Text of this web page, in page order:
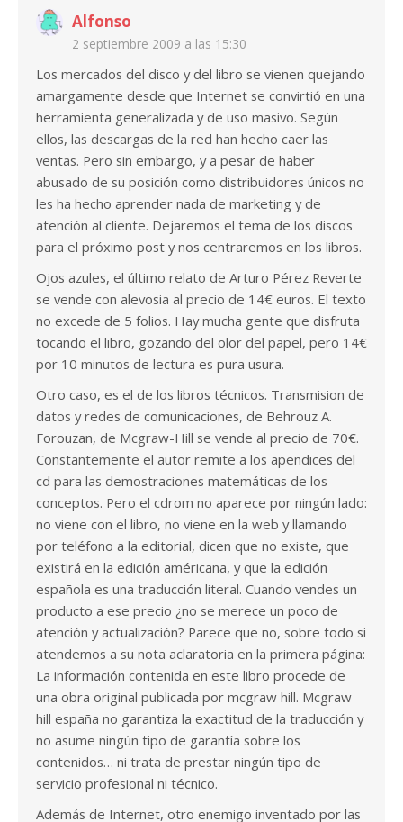
Alfonso
2 septiembre 2009 a las 15:30
Los mercados del disco y del libro se vienen quejando
amargamente desde que Internet se convirtió en una
herramienta generalizada y de uso masivo. Según
ellos, las descargas de la red han hecho caer las
ventas. Pero sin embargo, y a pesar de haber
abusado de su posición como distribuidores únicos no
les ha hecho aprender nada de marketing y de
atención al cliente. Dejaremos el tema de los discos
para el próximo post y nos centraremos en los libros.
Ojos azules, el último relato de Arturo Pérez Reverte
se vende con alevosia al precio de 14€ euros. El texto
no excede de 5 folios. Hay mucha gente que disfruta
tocando el libro, gozando del olor del papel, pero 14€
por 10 minutos de lectura es pura usura.
Otro caso, es el de los libros técnicos. Transmision de
datos y redes de comunicaciones, de Behrouz A.
Forouzan, de Mcgraw-Hill se vende al precio de 70€.
Constantemente el autor remite a los apendices del
cd para las demostraciones matemáticas de los
conceptos. Pero el cdrom no aparece por ningún lado:
no viene con el libro, no viene en la web y llamando
por teléfono a la editorial, dicen que no existe, que
existirá en la edición américana, y que la edición
española es una traducción literal. Cuando vendes un
producto a ese precio ¿no se merece un poco de
atención y actualización? Parece que no, sobre todo si
atendemos a su nota aclaratoria en la primera página:
La información contenida en este libro procede de
una obra original publicada por mcgraw hill. Mcgraw
hill españa no garantiza la exactitud de la traducción y
no asume ningún tipo de garantía sobre los
contenidos… ni trata de prestar ningún tipo de
servicio profesional ni técnico.
Además de Internet, otro enemigo inventado por las